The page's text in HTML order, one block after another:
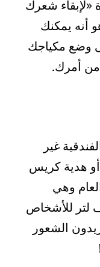
«لإبقاء شعرك
أنه يمكنك
وضع مكياجك
من أمرك.
غير
أو هدية كريس
وهي
لتر للأشخاص
الشعور